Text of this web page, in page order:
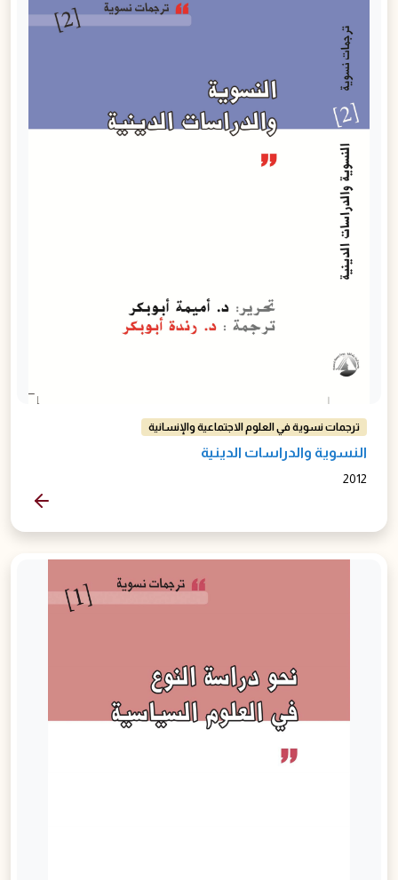
ترجمات نسوية في العلوم الاجتماعية والإنسانية
النسوية والدراسات الدينية
2012
المزيد